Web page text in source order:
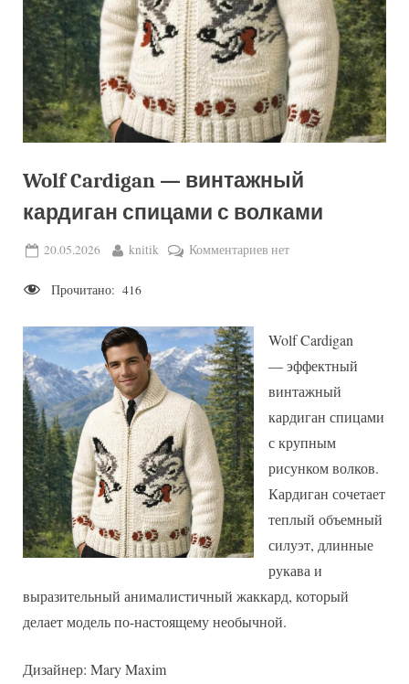
Wolf Cardigan — винтажный
кардиган спицами с волками
Posted
20.05.2026 By
knitik Комментариевк
—
кардиган
спицами
с
волками
нет
Прочитано: 416
Wolf Cardigan
— эффектный
винтажный
кардиган спицами
с крупным
рисунком волков.
Кардиган сочетает
теплый объемный
силуэт, длинные
рукава и
выразительный анималистичный жаккард, который
делает модель по-настоящему необычной.
Дизайнер: Mary Maxim